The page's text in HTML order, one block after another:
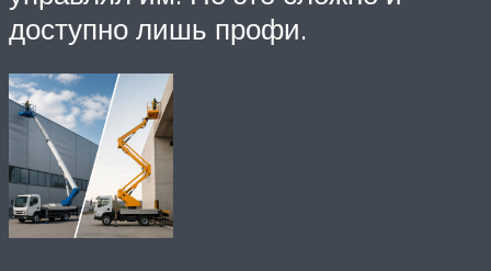
доступно лишь профи.